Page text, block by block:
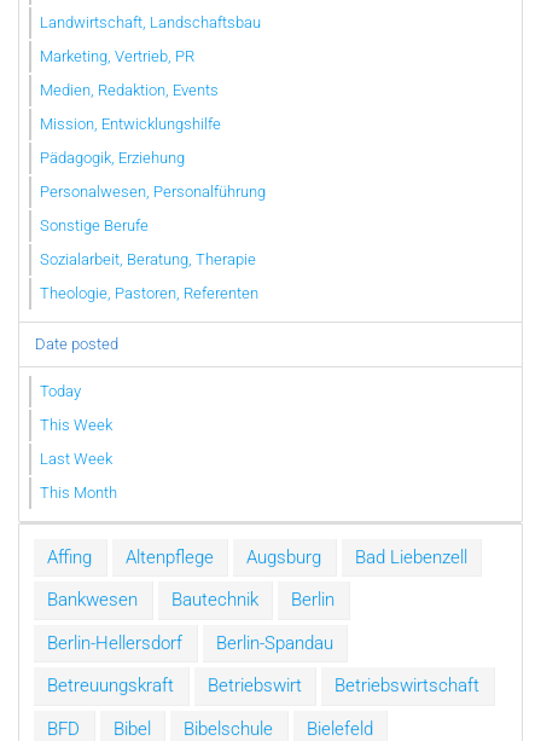
Landwirtschaft, Landschaftsbau
Marketing, Vertrieb, PR
Medien, Redaktion, Events
Mission, Entwicklungshilfe
Pädagogik, Erziehung
Personalwesen, Personalführung
Sonstige Berufe
Sozialarbeit, Beratung, Therapie
Theologie, Pastoren, Referenten
Date posted
Today
This Week
Last Week
This Month
Affing Altenpflege Augsburg
Bad Liebenzell
Bankwesen
Bautechnik
Berlin
Berlin-Hellersdorf
Berlin-Spandau
Betreuungskraft
Betriebswirt
Betriebswirtschaft
BFD
Bibel Bibelschule
Bielefeld